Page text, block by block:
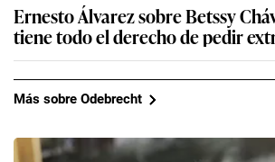
Ernesto Álvarez sobre Betssy
tiene todo el derecho de pedir
Más sobre Odebrecht